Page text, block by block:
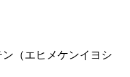
（エヒメケンイヨシ